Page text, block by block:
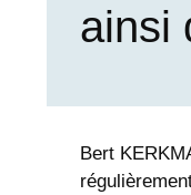
ainsi
Bert